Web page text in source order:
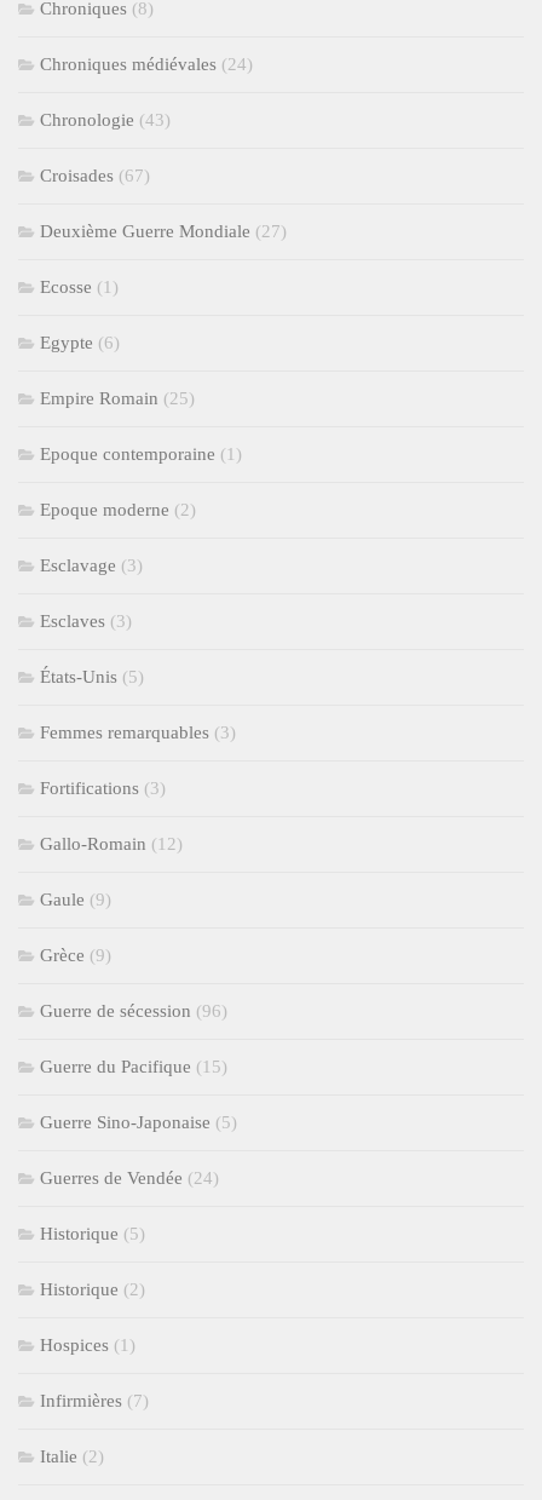
Chroniques (8)
Chroniques médiévales (24)
Chronologie (43)
Croisades (67)
Deuxième Guerre Mondiale (27)
Ecosse (1)
Egypte (6)
Empire Romain (25)
Epoque contemporaine (1)
Epoque moderne (2)
Esclavage (3)
Esclaves (3)
États-Unis (5)
Femmes remarquables (3)
Fortifications (3)
Gallo-Romain (12)
Gaule (9)
Grèce (9)
Guerre de sécession (96)
Guerre du Pacifique (15)
Guerre Sino-Japonaise (5)
Guerres de Vendée (24)
Historique (5)
Historique (2)
Hospices (1)
Infirmières (7)
Italie (2)